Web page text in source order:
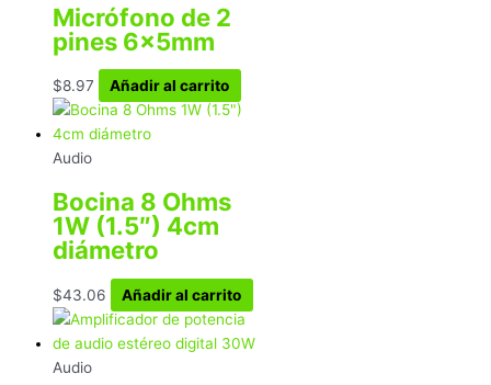
Micrófono de 2
pines 6x5mm
$8.97 Añadir al carrito
Audio
Bocina 8 Ohms
1W (1.5″) 4cm
diámetro
$43.06 Añadir al carrito
Audio